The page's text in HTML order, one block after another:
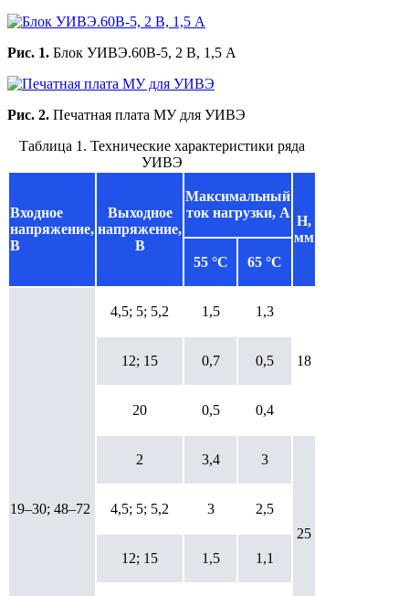
Рис. 1. Блок УИВЭ.60В-5, 2 В, 1,5 А
Рис. 2. Печатная плата МУ для УИВЭ
Таблица 1. Технические характеристики ряда
УИВЭ
Входное
напряжение,
В
Выходное
напряжение,
В
Максимальный
ток нагрузки, А
Н,
мм
55 °С
65 °С
19–30; 48–72
4,5; 5; 5,2 1,5 1,3
18
12; 15 0,7 0,5
20 0,5 0,4
2 3,4 3
25
4,5; 5; 5,2 3 2,5
12; 15 1,5 1,1